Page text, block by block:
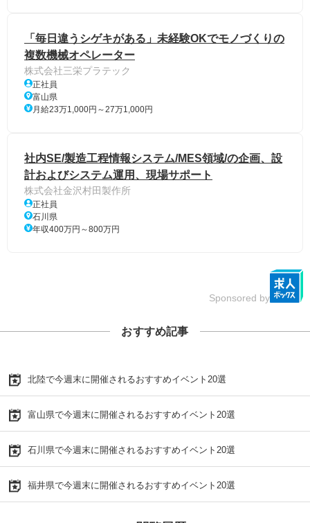
「毎日違うシゲキがある」未経験OKでモノづくりの
複数機械オペレーター
株式会社三栄プラテック
正社員
富山県
月給23万1,000円～27万1,000円
社内SE/製造工程情報システム/MES領域/の企画、設
計およびシステム運用、現場サポート
株式会社金沢村田製作所
正社員
石川県
年収400万円～800万円
Sponsored by
おすすめ記事
北陸で今週末に開催されるおすすめイベント20選
富山県で今週末に開催されるおすすめイベント20選
石川県で今週末に開催されるおすすめイベント20選
福井県で今週末に開催されるおすすめイベント20選